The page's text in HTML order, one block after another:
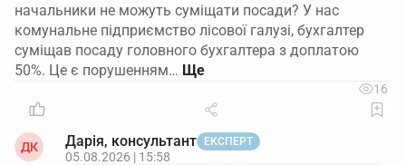
начальники не можуть суміщати посади? У нас
комунальне підприємство лісової галузі, бухгалтер
суміщав посаду головного бухгалтера з доплатою
50%. Це є порушенням…
16
ДК Дарія, консультант ЕКСПЕРТ
05.08.2026 | 15:58